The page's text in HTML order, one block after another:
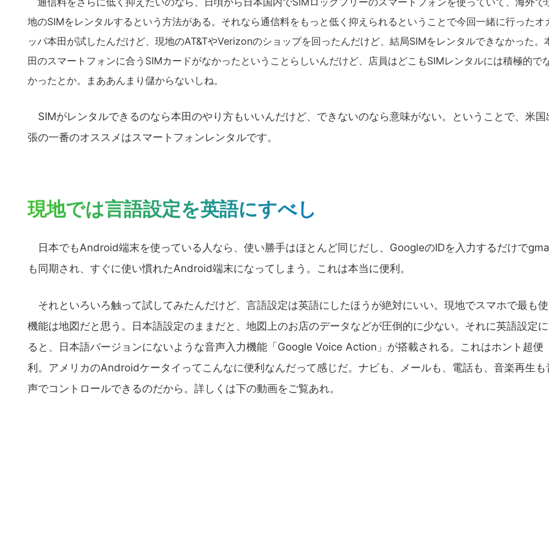
地のSIMをレンタルするという方法がある。それなら通信料をもっと低く抑えられるということで今回一緒に行ったオ
ッパ本田が試したんだけど、現地のAT&TやVerizonのショップを回ったんだけど、結局SIMをレンタルできなかった。
田のスマートフォンに合うSIMカードがなかったということらしいんだけど、店員はどこもSIMレンタルには積極的で
かったとか。まああんまり儲からないしね。
SIMがレンタルできるのなら本田のやり方もいいんだけど、できないのなら意味がない。ということで、米国
張の一番のオススメはスマートフォンレンタルです。
現地では言語設定を英語にすべし
日本でもAndroid端末を使っている人なら、使い勝手はほとんど同じだし、GoogleのIDを入力するだけで
も同期され、すぐに使い慣れたAndroid端末になってしまう。これは本当に便利。
それといろいろ触って試してみたんだけど、言語設定は英語にしたほうが絶対にいい。現地でスマホで最も使
機能は地図だと思う。日本語設定のままだと、地図上のお店のデータなどが圧倒的に少ない。それに英語設定
ると、日本語バージョンにないような音声入力機能「Google Voice Action」が搭載される。これはホント超便
利。アメリカのAndroidケータイってこんなに便利なんだって感じだ。ナビも、メールも、電話も、音楽再生も
声でコントロールできるのだから。詳しくは下の動画をご覧あれ。
イ
ト
を
検
索